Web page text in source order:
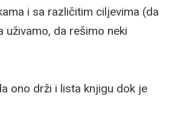
i sa različitim ciljevima (da
uživamo, da rešimo neki
ono drži i lista knjigu dok je